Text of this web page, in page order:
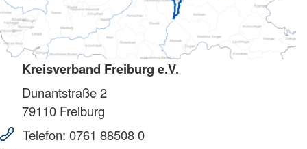
Kreisverband Freiburg e.V.
Dunantstraße 2
79110 Freiburg
Telefon: 0761 88508 0